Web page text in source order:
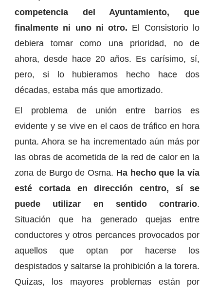
competencia del Ayuntamiento, que
finalmente ni uno ni otro. El Consistorio lo
debiera tomar como una prioridad, no de
ahora, desde hace 20 años. Es carísimo, sí,
pero, si lo hubieramos hecho hace dos
décadas, estaba más que amortizado.
El problema de unión entre barrios es
evidente y se vive en el caos de tráfico en hora
punta. Ahora se ha incrementado aún más por
las obras de acometida de la red de calor en la
zona de Burgo de Osma. Ha hecho que la vía
esté cortada en dirección centro, sí se
puede utilizar en sentido contrario.
Situación que ha generado quejas entre
conductores y otros percances provocados por
aquellos que optan por hacerse los
despistados y saltarse la prohibición a la torera.
Quízas, los mayores problemas están por